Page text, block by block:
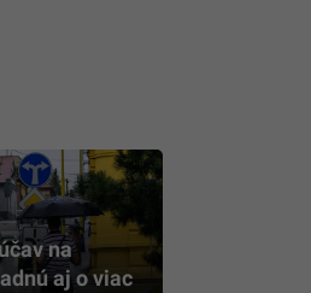
na
aj o viac